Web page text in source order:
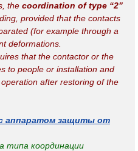
the coordination of type “2”
provided that the contacts
(for example through a
deformations.
that the contactor or the
to people or installation and
after restoring of the
аппаратом защиты от
типа координации